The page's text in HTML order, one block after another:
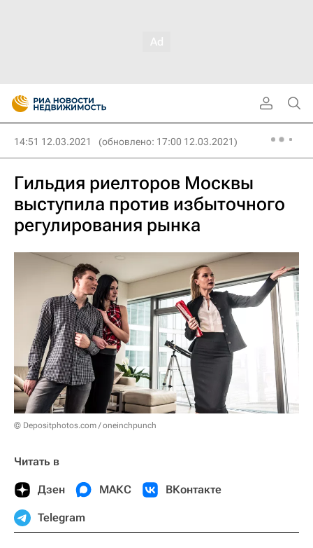
14:51 12.03.2021 (обновлено: 17:00 12.03.2021)
Гильдия риелторов Москвы
выступила против избыточного
регулирования рынка
© Depositphotos.com / oneinchpunch
Читать в
Дзен МАКС ВКонтакте
Telegram